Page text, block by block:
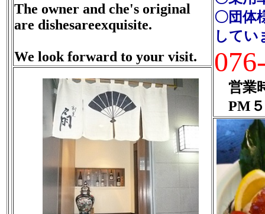
The owner and che's original
are dishesareexquisite.
We look forward to your visit.
〇団体
してい
営業
PM５